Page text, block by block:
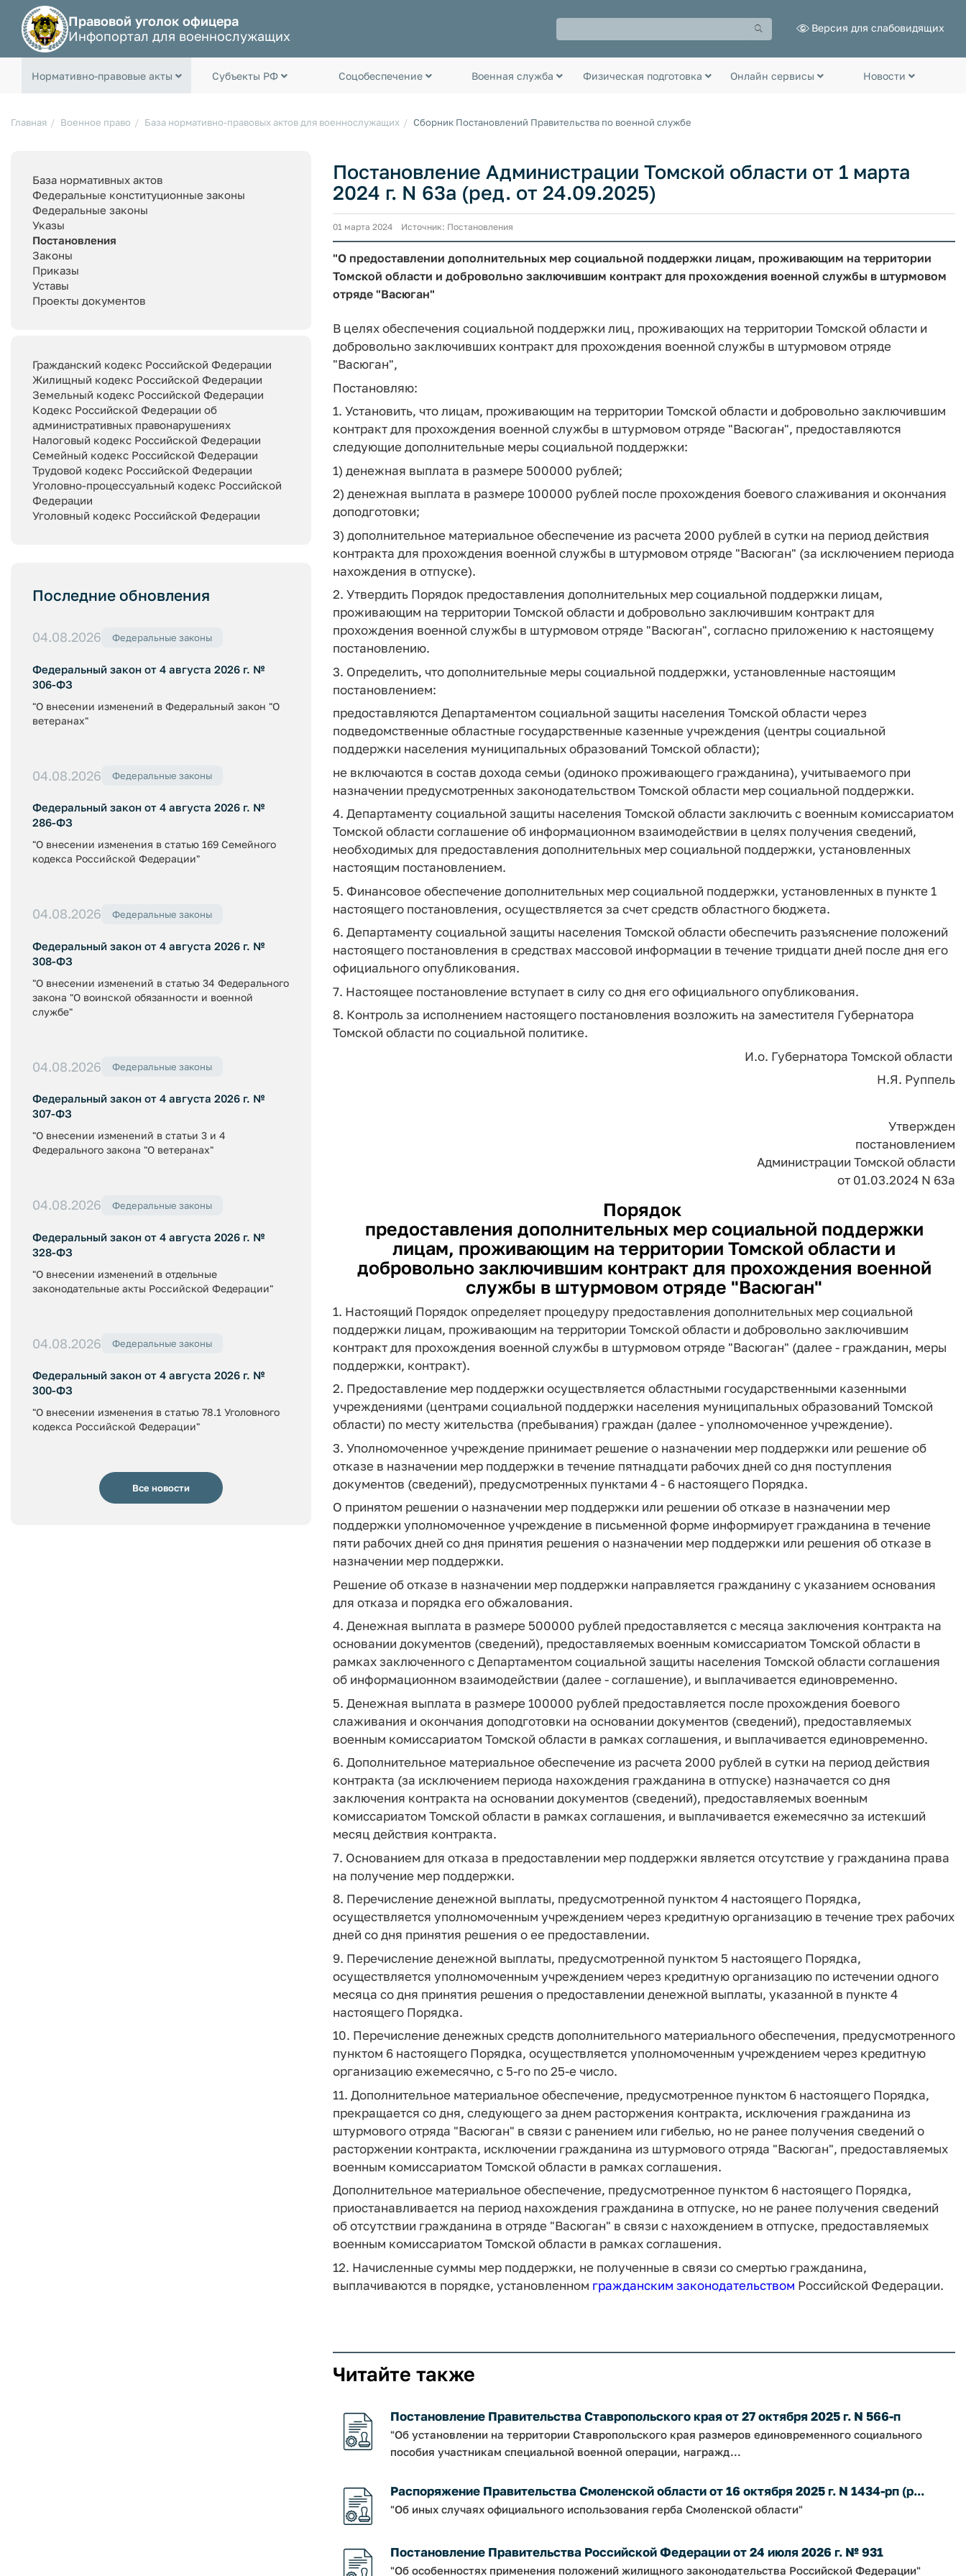
Правовой уголок офицера
Инфопортал для военнослужащих
Версия для слабовидящих
Нормативно-правовые акты Субъекты РФ Соцобеспечение Военная служба Физическая подготовка Онлайн сервисы Новости
Главная Военное право База нормативно-правовых актов для военнослужащих Сборник Постановлений Правительства по военной службе
База нормативных актов
Федеральные конституционные законы
Федеральные законы
Указы
Постановления
Законы
Приказы
Уставы
Проекты документов
Гражданский кодекс Российской Федерации
Жилищный кодекс Российской Федерации
Земельный кодекс Российской Федерации
Кодекс Российской Федерации об
административных правонарушениях
Налоговый кодекс Российской Федерации
Семейный кодекс Российской Федерации
Трудовой кодекс Российской Федерации
Уголовно-процессуальный кодекс Российской
Федерации
Уголовный кодекс Российской Федерации
Последние обновления
04.08.2026 Федеральные законы
Федеральный закон от 4 августа 2026 г. №
306-ФЗ
"О внесении изменений в Федеральный закон "О
ветеранах"
04.08.2026 Федеральные законы
Федеральный закон от 4 августа 2026 г. №
286-ФЗ
"О внесении изменения в статью 169 Семейного
кодекса Российской Федерации"
04.08.2026 Федеральные законы
Федеральный закон от 4 августа 2026 г. №
308-ФЗ
"О внесении изменений в статью 34 Федерального
закона "О воинской обязанности и военной
службе"
04.08.2026 Федеральные законы
Федеральный закон от 4 августа 2026 г. №
307-ФЗ
"О внесении изменений в статьи 3 и 4
Федерального закона "О ветеранах"
04.08.2026 Федеральные законы
Федеральный закон от 4 августа 2026 г. №
328-ФЗ
"О внесении изменений в отдельные
законодательные акты Российской Федерации"
04.08.2026 Федеральные законы
Федеральный закон от 4 августа 2026 г. №
300-ФЗ
"О внесении изменения в статью 78.1 Уголовного
кодекса Российской Федерации"
Все новости
Постановление Администрации Томской области от 1 марта
2024 г. N 63а (ред. от 24.09.2025)
01 марта 2024 Источник: Постановления
"О предоставлении дополнительных мер социальной поддержки лицам, проживающим на территории
Томской области и добровольно заключившим контракт для прохождения военной службы в штурмовом
отряде "Васюган"
В целях обеспечения социальной поддержки лиц, проживающих на территории Томской области и
добровольно заключивших контракт для прохождения военной службы в штурмовом отряде
"Васюган",
Постановляю:
1. Установить, что лицам, проживающим на территории Томской области и добровольно заключившим
контракт для прохождения военной службы в штурмовом отряде "Васюган", предоставляются
следующие дополнительные меры социальной поддержки:
1) денежная выплата в размере 500000 рублей;
2) денежная выплата в размере 100000 рублей после прохождения боевого слаживания и окончания
доподготовки;
3) дополнительное материальное обеспечение из расчета 2000 рублей в сутки на период действия
контракта для прохождения военной службы в штурмовом отряде "Васюган" (за исключением периода
нахождения в отпуске).
2. Утвердить Порядок предоставления дополнительных мер социальной поддержки лицам,
проживающим на территории Томской области и добровольно заключившим контракт для
прохождения военной службы в штурмовом отряде "Васюган", согласно приложению к настоящему
постановлению.
3. Определить, что дополнительные меры социальной поддержки, установленные настоящим
постановлением:
предоставляются Департаментом социальной защиты населения Томской области через
подведомственные областные государственные казенные учреждения (центры социальной
поддержки населения муниципальных образований Томской области);
не включаются в состав дохода семьи (одиноко проживающего гражданина), учитываемого при
назначении предусмотренных законодательством Томской области мер социальной поддержки.
4. Департаменту социальной защиты населения Томской области заключить с военным комиссариатом
Томской области соглашение об информационном взаимодействии в целях получения сведений,
необходимых для предоставления дополнительных мер социальной поддержки, установленных
настоящим постановлением.
5. Финансовое обеспечение дополнительных мер социальной поддержки, установленных в пункте 1
настоящего постановления, осуществляется за счет средств областного бюджета.
6. Департаменту социальной защиты населения Томской области обеспечить разъяснение положений
настоящего постановления в средствах массовой информации в течение тридцати дней после дня его
официального опубликования.
7. Настоящее постановление вступает в силу со дня его официального опубликования.
8. Контроль за исполнением настоящего постановления возложить на заместителя Губернатора
Томской области по социальной политике.
И.о. Губернатора Томской области
Н.Я. Руппель
Утвержден
постановлением
Администрации Томской области
от 01.03.2024 N 63а
Порядок
предоставления дополнительных мер социальной поддержки
лицам, проживающим на территории Томской области и
добровольно заключившим контракт для прохождения военной
службы в штурмовом отряде "Васюган"
1. Настоящий Порядок определяет процедуру предоставления дополнительных мер социальной
поддержки лицам, проживающим на территории Томской области и добровольно заключившим
контракт для прохождения военной службы в штурмовом отряде "Васюган" (далее - гражданин, меры
поддержки, контракт).
2. Предоставление мер поддержки осуществляется областными государственными казенными
учреждениями (центрами социальной поддержки населения муниципальных образований Томской
области) по месту жительства (пребывания) граждан (далее - уполномоченное учреждение).
3. Уполномоченное учреждение принимает решение о назначении мер поддержки или решение об
отказе в назначении мер поддержки в течение пятнадцати рабочих дней со дня поступления
документов (сведений), предусмотренных пунктами 4 - 6 настоящего Порядка.
О принятом решении о назначении мер поддержки или решении об отказе в назначении мер
поддержки уполномоченное учреждение в письменной форме информирует гражданина в течение
пяти рабочих дней со дня принятия решения о назначении мер поддержки или решения об отказе в
назначении мер поддержки.
Решение об отказе в назначении мер поддержки направляется гражданину с указанием основания
для отказа и порядка его обжалования.
4. Денежная выплата в размере 500000 рублей предоставляется с месяца заключения контракта на
основании документов (сведений), предоставляемых военным комиссариатом Томской области в
рамках заключенного с Департаментом социальной защиты населения Томской области соглашения
об информационном взаимодействии (далее - соглашение), и выплачивается единовременно.
5. Денежная выплата в размере 100000 рублей предоставляется после прохождения боевого
слаживания и окончания доподготовки на основании документов (сведений), предоставляемых
военным комиссариатом Томской области в рамках соглашения, и выплачивается единовременно.
6. Дополнительное материальное обеспечение из расчета 2000 рублей в сутки на период действия
контракта (за исключением периода нахождения гражданина в отпуске) назначается со дня
заключения контракта на основании документов (сведений), предоставляемых военным
комиссариатом Томской области в рамках соглашения, и выплачивается ежемесячно за истекший
месяц действия контракта.
7. Основанием для отказа в предоставлении мер поддержки является отсутствие у гражданина права
на получение мер поддержки.
8. Перечисление денежной выплаты, предусмотренной пунктом 4 настоящего Порядка,
осуществляется уполномоченным учреждением через кредитную организацию в течение трех рабочих
дней со дня принятия решения о ее предоставлении.
9. Перечисление денежной выплаты, предусмотренной пунктом 5 настоящего Порядка,
осуществляется уполномоченным учреждением через кредитную организацию по истечении одного
месяца со дня принятия решения о предоставлении денежной выплаты, указанной в пункте 4
настоящего Порядка.
10. Перечисление денежных средств дополнительного материального обеспечения, предусмотренного
пунктом 6 настоящего Порядка, осуществляется уполномоченным учреждением через кредитную
организацию ежемесячно, с 5-го по 25-е число.
11. Дополнительное материальное обеспечение, предусмотренное пунктом 6 настоящего Порядка,
прекращается со дня, следующего за днем расторжения контракта, исключения гражданина из
штурмового отряда "Васюган" в связи с ранением или гибелью, но не ранее получения сведений о
расторжении контракта, исключении гражданина из штурмового отряда "Васюган", предоставляемых
военным комиссариатом Томской области в рамках соглашения.
Дополнительное материальное обеспечение, предусмотренное пунктом 6 настоящего Порядка,
приостанавливается на период нахождения гражданина в отпуске, но не ранее получения сведений
об отсутствии гражданина в отряде "Васюган" в связи с нахождением в отпуске, предоставляемых
военным комиссариатом Томской области в рамках соглашения.
12. Начисленные суммы мер поддержки, не полученные в связи со смертью гражданина,
выплачиваются в порядке, установленном гражданским законодательством Российской Федерации.
Читайте также
Постановление Правительства Ставропольского края от 27 октября 2025 г. N 566-п
"Об установлении на территории Ставропольского края размеров единовременного социального
пособия участникам специальной военной операции, награжд...
Распоряжение Правительства Смоленской области от 16 октября 2025 г. N 1434-рп (р...
"Об иных случаях официального использования герба Смоленской области"
Постановление Правительства Российской Федерации от 24 июля 2026 г. № 931
"Об особенностях применения положений жилищного законодательства Российской Федерации"